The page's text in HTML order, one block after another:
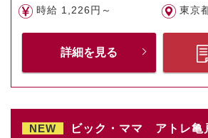
時給 1,226円～ 東京
詳細を見る
NEW
ビック・ママ アトレ亀